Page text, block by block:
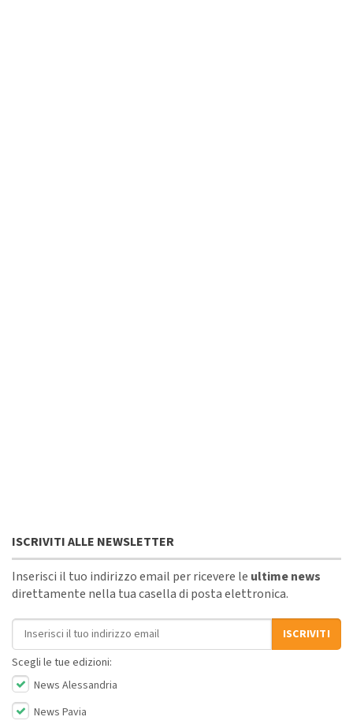
ISCRIVITI ALLE NEWSLETTER
Inserisci il tuo indirizzo email per ricevere le ultime news
direttamente nella tua casella di posta elettronica.
Indirizzo email
ISCRIVITI
Scegli le tue edizioni:
News Alessandria
News Pavia